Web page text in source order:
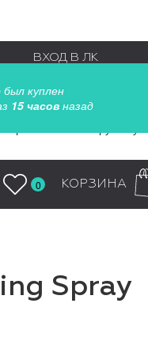
ВХОД В ЛК
РЕГИСТРАЦИЯ
0 КОРЗИНА
Spray
куплен
15 часов назад